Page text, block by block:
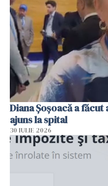
Diana Șoșoacă a
ajuns la spital
30 IULIE 2026